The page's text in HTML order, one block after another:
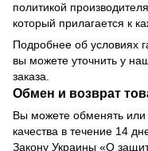
политикой
который прилагается к
Подробнее об условиях
вы можете уточнить у
заказа.
Обмен и возврат
Вы можете обменять или
качества в течение 14
Закону Украины «О